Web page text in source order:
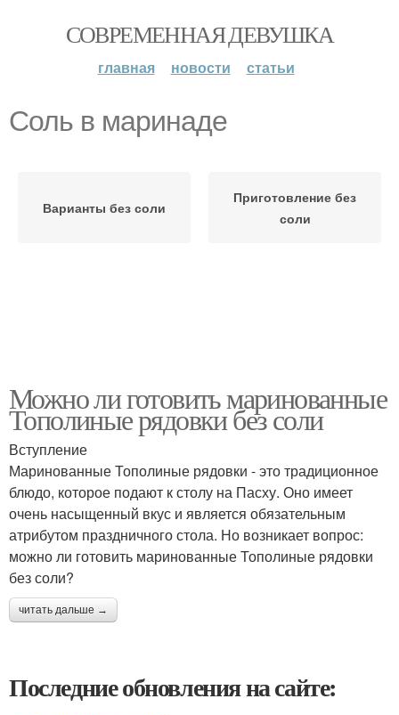
СОВРЕМЕННАЯ ДЕВУШКА
главная новости статьи
Соль в маринаде
Варианты без соли
Приготовление без
соли
Можно ли готовить маринованные
Тополиные рядовки без соли
Вступление
Маринованные Тополиные рядовки - это традиционное
блюдо, которое подают к столу на Пасху. Оно имеет
очень насыщенный вкус и является обязательным
атрибутом праздничного стола. Но возникает вопрос:
можно ли готовить маринованные Тополиные рядовки
без соли?
читать дальше →
Последние обновления на сайте: